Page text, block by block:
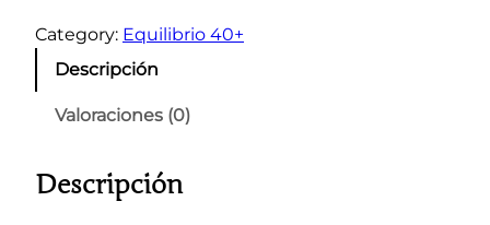
f
e
Category: Equilibrio 40+
Descripción
Valoraciones (0)
Descripción